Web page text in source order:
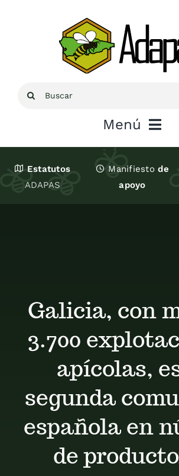
Buscar:
Menú
Blog
Contacto
Stop Velutina
Estatutos
ADAPAS
Manifiesto de
apoyo
Galicia, con
3.700
apícolas,
segunda
española en
de